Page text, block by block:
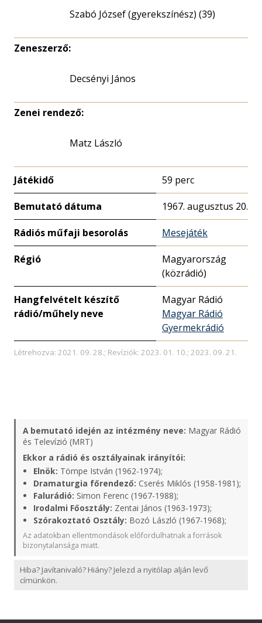
Szabó József (gyerekszínész) (39)
Zeneszerző:
Decsényi János
Zenei rendező:
Matz László
Játékidő 59 perc
Bemutató dátuma 1967. augusztus 20.
Rádiós műfaji besorolás Mesejáték
Régió
Magyarország
(közrádió)
Hangfelvételt készítő
rádió/műhely neve
Magyar Rádió
Magyar Rádió
Gyermekrádió
Létrehozva: 2021. 09. 28.; Revíziók: 2023. 01. 10.; 2023. 09. 21.
A bemutató idején az intézmény neve: Magyar Rádió
és Televízió (MRT)
Ekkor a rádió és osztályainak irányítói:
Elnök: Tömpe István (1962-1974);
Dramaturgia főrendező: Cserés Miklós (1958-1981);
Falurádió: Simon Ferenc (1967-1988);
Irodalmi Főosztály: Zentai János (1963-1973);
Szórakoztató Osztály: Bozó László (1967-1968);
Az adatokban ellentmondások előfordulhatnak a források
bizonytalansága miatt.
Hiba? Javítanivaló? Hiány? Jelezd a nyitólap alján levő
címünkön.